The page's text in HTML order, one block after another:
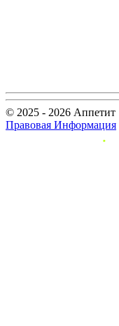
© 2025 - 2026 Аппетит
Правовая Информация